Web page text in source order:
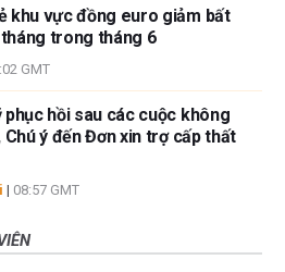
khu vực đồng euro giảm bất
trong tháng 6
GMT
phục hồi sau các cuộc không
ý đến Đơn xin trợ cấp thất
| 08:57 GMT